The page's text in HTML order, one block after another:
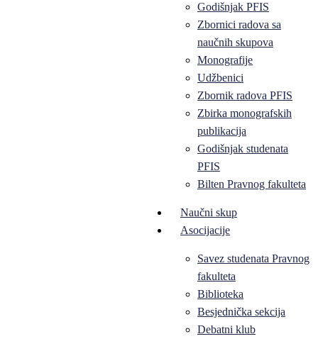
Godišnjak PFIS
Zbornici radova sa
naučnih skupova
Monografije
Udžbenici
Zbornik radova PFIS
Zbirka monografskih
publikacija
Godišnjak studenata
PFIS
Bilten Pravnog fakulteta
Naučni skup
Asocijacije
Savez studenata Pravnog
fakulteta
Biblioteka
Besjednička sekcija
Debatni klub